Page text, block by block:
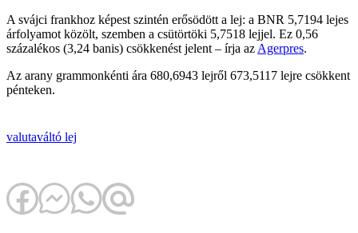
A svájci frankhoz képest szintén erősödött a lej: a BNR 5,7194 lejes
árfolyamot közölt, szemben a csütörtöki 5,7518 lejjel. Ez 0,56
százalékos (3,24 banis) csökkenést jelent – írja az Agerpres.
Az arany grammonkénti ára 680,6943 lejről 673,5117 lejre csökkent
pénteken.
valutaváltó lej